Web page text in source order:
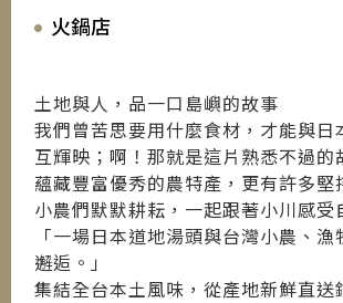
火鍋店
土地與人，品一口島嶼的故事
我們曾苦思要用什麼食材，才能與日
互輝映；啊！那就是這片熟悉不過的
蘊藏豐富優秀的農特產，更有許多堅
小農們默默耕耘，一起跟著小川感受
「一場日本道地湯頭與台灣小農、漁
邂逅。」
集結全台本土風味，從產地新鮮直送